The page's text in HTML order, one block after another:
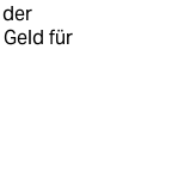
für